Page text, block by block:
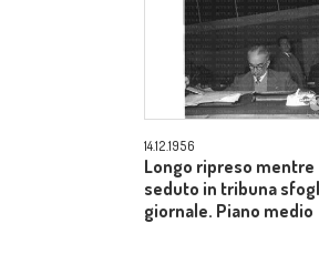
14.12.1956
Longo ripreso mentre
seduto in tribuna
giornale. Piano medio